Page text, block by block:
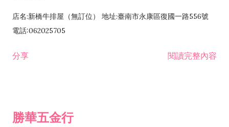
店名:新橋牛排屋（無訂位） 地址:臺南市永康區復國一路556號
電話:062025705
分享 閱讀完整內容
勝華五金行